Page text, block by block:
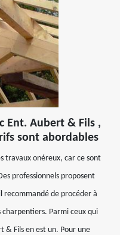
Ent. Aubert & Fils ,
sont abordables
travaux onéreux, car ce sont
professionnels proposent
recommandé de procéder à
charpentiers. Parmi ceux qui
& Fils en est un. Pour une